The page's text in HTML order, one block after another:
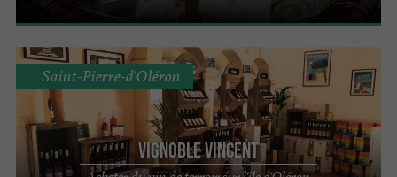
Vignoble Vincent
Saint-Pierre-d'Oléron